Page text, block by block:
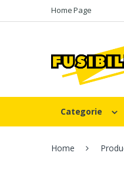
to
to
Home Page
Categorie
Home